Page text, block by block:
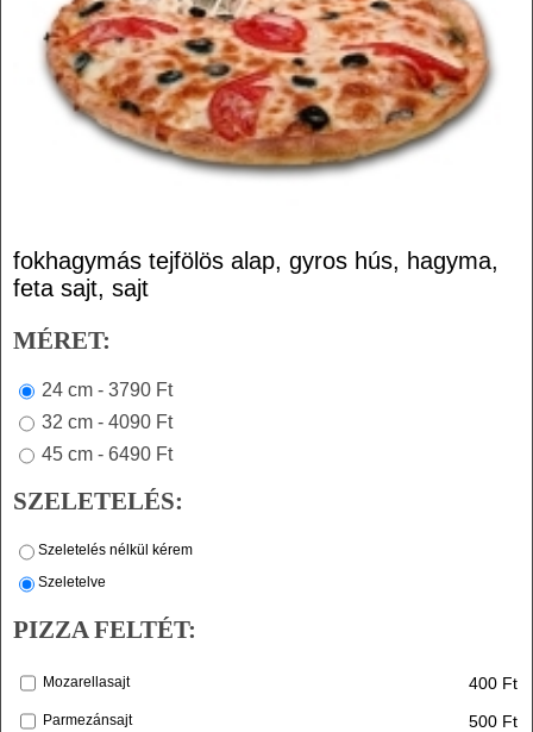
fokhagymás tejfölös alap, gyros hús, hagyma,
feta sajt, sajt
MÉRET:
24 cm - 3790 Ft
32 cm - 4090 Ft
45 cm - 6490 Ft
SZELETELÉS:
Szeletelés nélkül kérem
Szeletelve
PIZZA FELTÉT:
Mozarellasajt 400 Ft
Parmezánsajt 500 Ft